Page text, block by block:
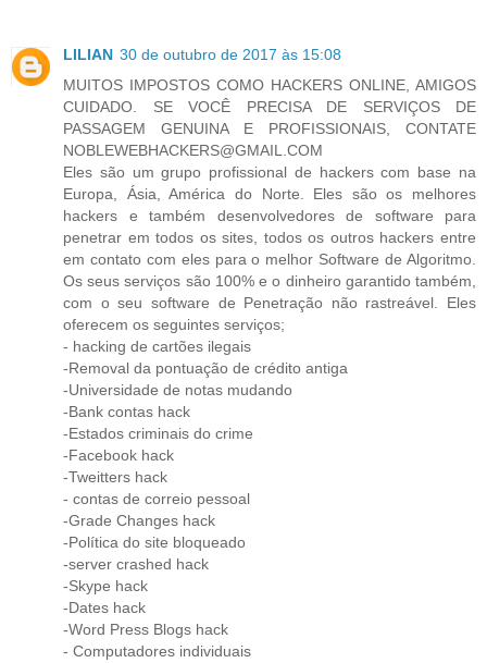
LILIAN 30 de outubro de 2017 às 15:08
MUITOS IMPOSTOS COMO HACKERS ONLINE, AMIGOS
CUIDADO. SE VOCÊ PRECISA DE SERVIÇOS DE
PASSAGEM GENUINA E PROFISSIONAIS, CONTATE
NOBLEWEBHACKERS@GMAIL.COM
Eles são um grupo profissional de hackers com base na
Europa, Ásia, América do Norte. Eles são os melhores
hackers e também desenvolvedores de software para
penetrar em todos os sites, todos os outros hackers entre
em contato com eles para o melhor Software de Algoritmo.
Os seus serviços são 100% e o dinheiro garantido também,
com o seu software de Penetração não rastreável. Eles
oferecem os seguintes serviços;
- hacking de cartões ilegais
-Removal da pontuação de crédito antiga
-Universidade de notas mudando
-Bank contas hack
-Estados criminais do crime
-Facebook hack
-Tweitters hack
- contas de correio pessoal
-Grade Changes hack
-Política do site bloqueado
-server crashed hack
-Skype hack
-Dates hack
-Word Press Blogs hack
- Computadores individuais